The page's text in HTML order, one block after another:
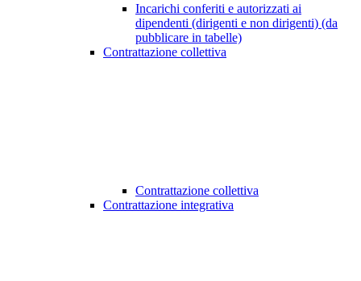
Incarichi conferiti e autorizzati ai
dipendenti (dirigenti e non dirigenti) (da
pubblicare in tabelle)
Contrattazione collettiva
Contrattazione collettiva
Contrattazione integrativa